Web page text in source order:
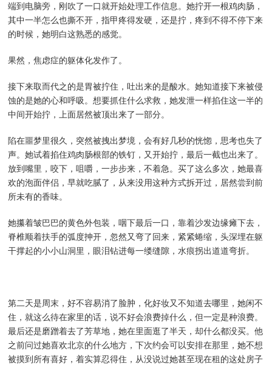
端到电脑旁，刚吹了一口就开始处理工作信息。她拧开一根鸡肉肠，
其中一半怎么也撕不开，指甲疼得发硬，还是拧，疼到不得不停下来
的时候，她明白这熟悉的感觉。
果然，焦虑症的躯体化发作了。
接下来取而代之的是胃被拧住，吐出来的是酸水。她知道接下来被侵
蚀的是她的心和呼吸。想要抓住什么求救，她发泄一样掐住这一半的
中间开始拧，上面居然被顶出来了一部分。
陷在噩梦里很久，突然被拽出梦境，会有好几秒的恍惚，思考也失了
声。她试着掐住鸡肉肠根部的铁钉，又开始拧，最后一截也出来了。
放到嘴里，咬下，咀嚼，一步步来，不着急。买了这么多次，她最喜
欢的泡面伴侣，早就吃腻了，从来没用这种方式拆开过，居然尝到前
所未有的香味。
她攥着皱巴巴的黄色外包装，咽下最后一口，靠着沙发边缘瘫下去，
脊椎顺着扶手的弧度抻开，忽然又弯了回来，紧紧蜷缩，头深埋在躯
干撑起的小小山洞里，眼泪钻进每一缕缝隙，水痕拐出道道弯折。
第二天是周末，好不容易消了脸肿，化好妆又不知道去哪里，她闲不
住，就这么待在家里的话，说不好会浪费掉什么，但一定是种浪费。
最后还是磨蹭着去了芳草地，她在里面逛了半天，却什么都没买。他
之前问过她喜欢北京的什么地方，下次约会可以安排在那里，她不想
被摸到所有喜好，着实算忍得住，从没说过她甚至现在租的这处房子